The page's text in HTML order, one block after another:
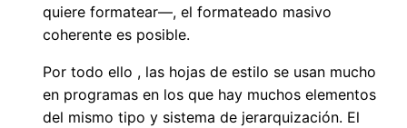
quiere formatear—, el formateado masivo
coherente es posible.
Por todo ello , las hojas de estilo se usan mucho
en programas en los que hay muchos elementos
del mismo tipo y sistema de jerarquización. El